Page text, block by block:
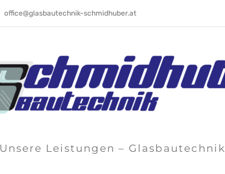
office@glasbautechnik-schmidhuber.at
Unsere Leistungen – Glasbautechnik